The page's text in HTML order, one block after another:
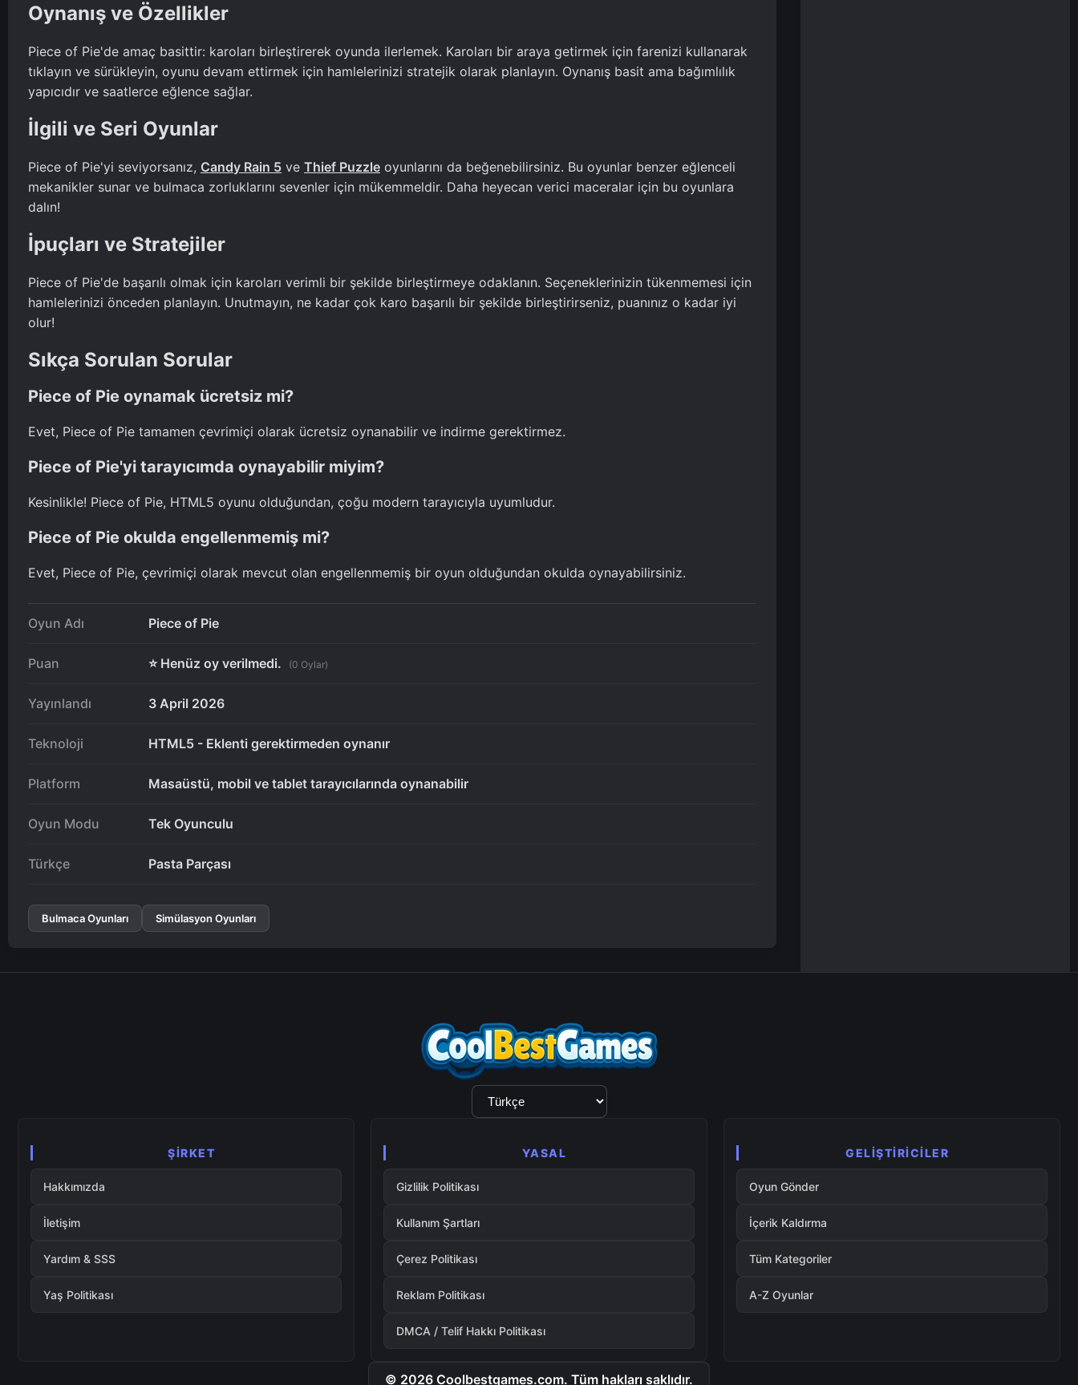
Oynanış ve Özellikler
Piece of Pie'de amaç basittir: karoları birleştirerek oyunda ilerlemek. Karoları bir araya getirmek için farenizi kullanarak
tıklayın ve sürükleyin, oyunu devam ettirmek için hamlelerinizi stratejik olarak planlayın. Oynanış basit ama bağımlılık
yapıcıdır ve saatlerce eğlence sağlar.
İlgili ve Seri Oyunlar
Piece of Pie'yi seviyorsanız, Candy Rain 5 ve Thief Puzzle oyunlarını da beğenebilirsiniz. Bu oyunlar benzer eğlenceli
mekanikler sunar ve bulmaca zorluklarını sevenler için mükemmeldir. Daha heyecan verici maceralar için bu oyunlara
dalın!
İpuçları ve Stratejiler
Piece of Pie'de başarılı olmak için karoları verimli bir şekilde birleştirmeye odaklanın. Seçeneklerinizin tükenmemesi için
hamlelerinizi önceden planlayın. Unutmayın, ne kadar çok karo başarılı bir şekilde birleştirirseniz, puanınız o kadar iyi
olur!
Sıkça Sorulan Sorular
Piece of Pie oynamak ücretsiz mi?
Evet, Piece of Pie tamamen çevrimiçi olarak ücretsiz oynanabilir ve indirme gerektirmez.
Piece of Pie'yi tarayıcımda oynayabilir miyim?
Kesinlikle! Piece of Pie, HTML5 oyunu olduğundan, çoğu modern tarayıcıyla uyumludur.
Piece of Pie okulda engellenmemiş mi?
Evet, Piece of Pie, çevrimiçi olarak mevcut olan engellenmemiş bir oyun olduğundan okulda oynayabilirsiniz.
Oyun Adı Piece of Pie
Puan ⭐ Henüz oy verilmedi. (0 Oylar)
Yayınlandı 3 April 2026
Teknoloji HTML5 - Eklenti gerektirmeden oynanır
Platform Masaüstü, mobil ve tablet tarayıcılarında oynanabilir
Oyun Modu Tek Oyunculu
Türkçe Pasta Parçası
Bulmaca Oyunları Simülasyon Oyunları
Dil
Seçimi
ŞIRKET
Hakkımızda
İletişim
Yardım & SSS
Yaş Politikası
YASAL
Gizlilik Politikası
Kullanım Şartları
Çerez Politikası
Reklam Politikası
DMCA / Telif Hakkı Politikası
GELIŞTIRICILER
Oyun Gönder
İçerik Kaldırma
Tüm Kategoriler
A-Z Oyunlar
© 2026 Coolbestgames.com. Tüm hakları saklıdır.